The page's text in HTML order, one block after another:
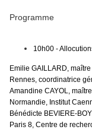
Programme
10h00 -
Emilie GAILLARD,
Rennes, coordinatrice
Amandine CAYOL,
Normandie, Institut
Bénédicte BEVIERE-
Paris 8, Centre de